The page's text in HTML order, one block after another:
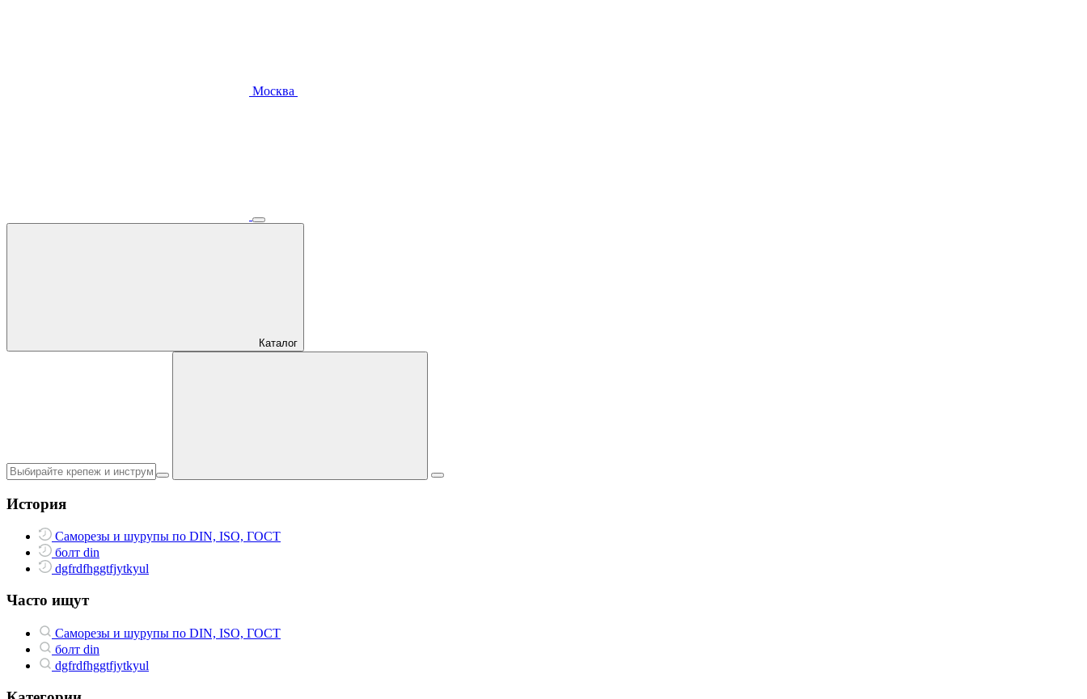
Москва
Каталог
История
Саморезы и шурупы по DIN, ISO, ГОСТ
болт din
dgfrdfhggtfjytkyul
Часто ищут
Саморезы и шурупы по DIN, ISO, ГОСТ
болт din
dgfrdfhggtfjytkyul